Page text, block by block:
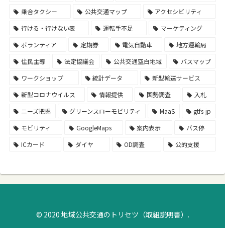
乗合タクシー
公共交通マップ
アクセシビリティ
行ける・行けない表
運転手不足
マーケティング
ボランティア
定期券 電気自動車
地方運輸局
住民主導
法定協議会 公共交通空白地域
バスマップ
ワークショップ
統計データ
新型輸送サービス
新型コロナウイルス
情報提供 国勢調査
入札
ニーズ把握
グリーンスローモビリティ MaaS
gtfs-jp
モビリティ
GoogleMaps 案内表示
バス停
ICカード
ダイヤ OD調査 公的支援
© 2020 地域公共交通のトリセツ（取組説明書）.